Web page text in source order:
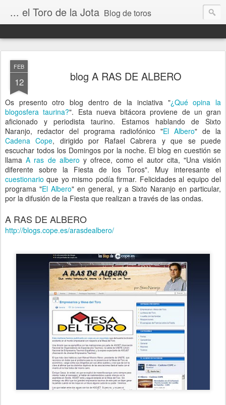
... el Toro de la Jota Blog de toros
FEB
12 blog A RAS DE ALBERO
Os presento otro blog dentro de la inciativa "¿Qué opina la
blogosfera taurina?". Esta nueva bitácora proviene de un gran
aficionado y periodista taurino. Estamos hablando de Sixto
Naranjo, redactor del programa radiofónico "El Albero" de la
Cadena Cope, dirigido por Rafael Cabrera y que se puede
escuchar todos los Domingos por la noche. El blog en cuestión se
llamaA ras de albero y ofrece, como el autor cita, "Una visión
diferente sobre la Fiesta de los Toros". Muy interesante el
cuestionario que yo mismo podía firmar. Felicidades al equipo del
programa "El Albero" en general, y a Sixto Naranjo en particular,
por la difusión de la Fiesta que realizan a través de las ondas.
A RAS DE ALBERO
http://blogs.cope.es/arasdealbero/